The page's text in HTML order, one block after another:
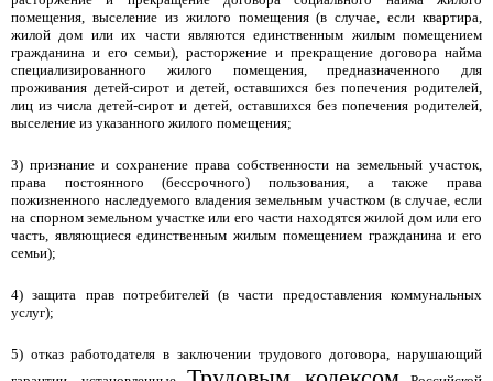
помещения, выселение из жилого помещения (в случае, если квартира,
жилой дом или их части являются единственным жилым помещением
гражданина и его семьи), расторжение и прекращение договора найма
специализированного жилого помещения, предназначенного для
проживания детей-сирот и детей, оставшихся без попечения родителей,
лиц из числа детей-сирот и детей, оставшихся без попечения родителей,
выселение из указанного жилого помещения;
3) признание и сохранение права собственности на земельный участок,
права постоянного (бессрочного) пользования, а также права
пожизненного наследуемого владения земельным участком (в случае, если
на спорном земельном участке или его части находятся жилой дом или его
часть, являющиеся единственным жилым помещением гражданина и его
семьи);
4) защита прав потребителей (в части предоставления коммунальных
услуг);
5) отказ работодателя в заключении трудового договора, нарушающий